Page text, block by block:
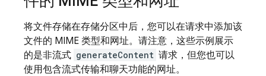
将文件存储在存储分区中后，您可以在请求中添加该
文件的 MIME 类型和网址。请注意，这些示例展示
的是非流式 generateContent 请求，但您也可以
使用包含流式传输和聊天功能的网址。